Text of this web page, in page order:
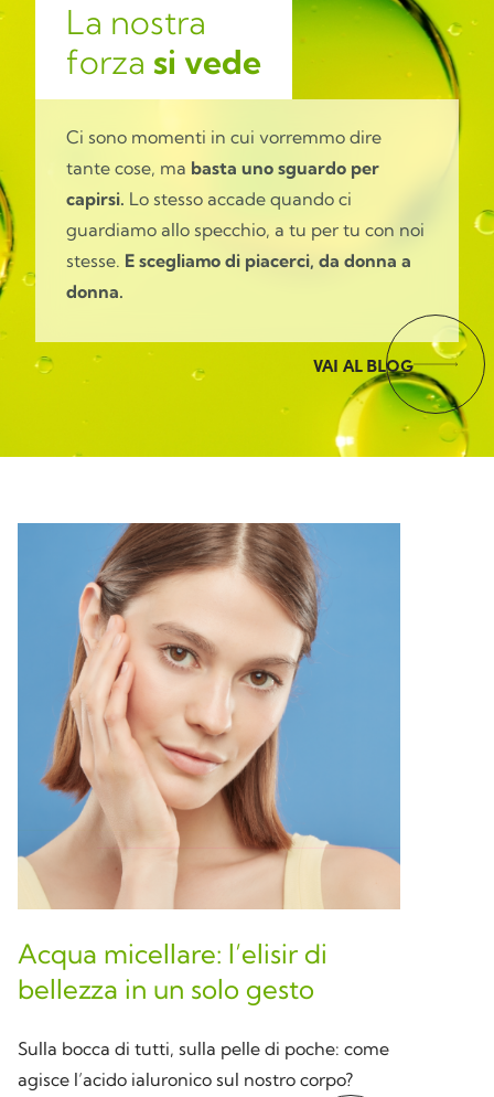
La nostra
forza si vede
Ci sono momenti in cui vorremmo dire
tante cose, ma basta uno sguardo per
capirsi. Lo stesso accade quando ci
guardiamo allo specchio, a tu per tu con noi
stesse. E scegliamo di piacerci, da donna a
donna.
VAI AL BLOG
Acqua micellare: l’elisir di
bellezza in un solo gesto
Sulla bocca di tutti, sulla pelle di poche: come
agisce l’acido ialuronico sul nostro corpo?